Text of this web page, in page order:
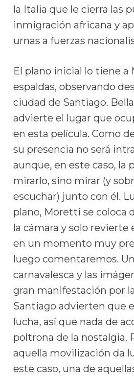
la Italia que le cierra las
inmigración africana y
urnas a fuerzas
El plano inicial lo tiene a
espaldas, observando
ciudad de Santiago.
advierte el lugar que
en esta película. Como
su presencia no será
aunque, en este caso, la
mirarlo, sino mirar (y
escuchar) junto con él.
plano, Moretti se coloca
la cámara y solo revierte
en un momento muy
luego comentaremos.
carnavalesca y las
gran manifestación por
Santiago advierten que
lucha, así que nada de
poltrona de la nostalgia.
aquella movilización da
este caso, una de